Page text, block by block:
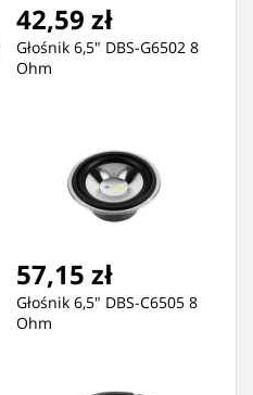
42,59 zł
Głośnik 6,5" DBS-G6502 8
Ohm
57,15 zł
Głośnik 6,5" DBS-C6505 8
Ohm